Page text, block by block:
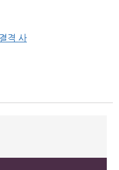
격 사